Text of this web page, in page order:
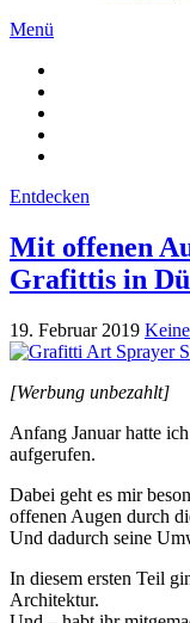
Menü
Entdecken
Mit offenen
Grafittis in
19. Februar 2019
[Werbung unbezahlt]
Anfang Januar hatte ich
aufgerufen.
Dabei geht es mir
offenen Augen durch
Und dadurch seine
In diesem ersten Teil
Architektur.